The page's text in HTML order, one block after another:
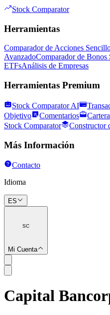
Stock Comparator
Herramientas
Comparador de Acciones
AvanzadoComparador de Bonos
ETFsAnálisis de Empresas
Herramientas Premium
Stock Comparator AI
Objetivo
Comentarios Cartera
Stock Comparator
Constructor
Más Información
Contacto
Idioma
ES
SC
Mi Cuenta
SC
Capital